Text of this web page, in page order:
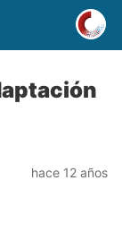
hace 12 años